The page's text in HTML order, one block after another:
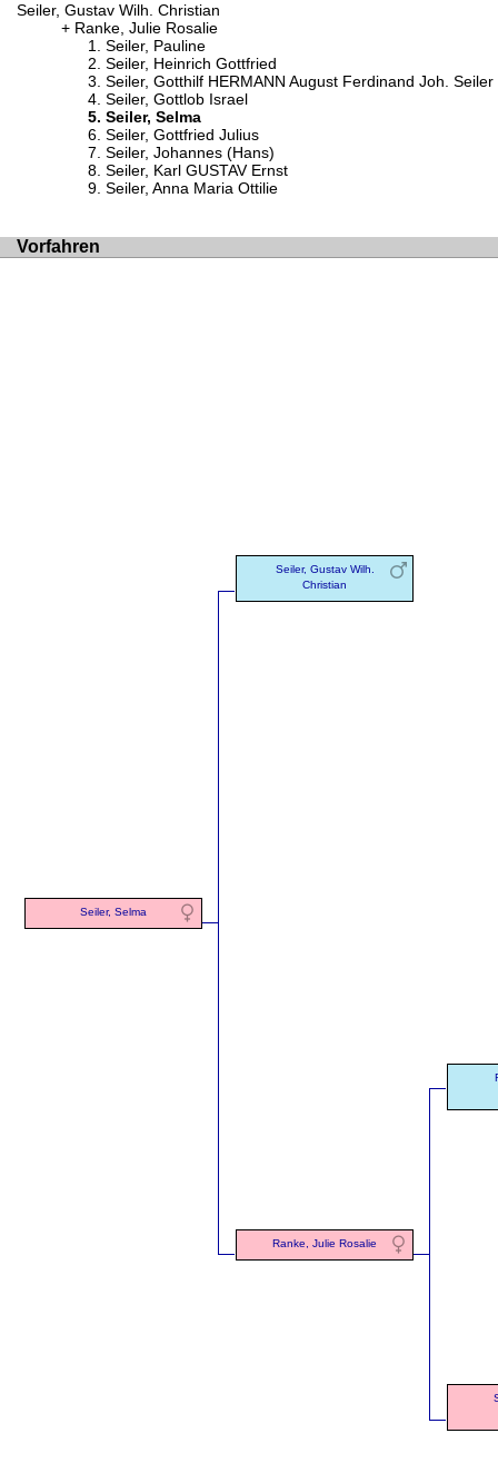
Seiler, Gustav Wilh. Christian
Ranke, Julie Rosalie
Seiler, Pauline
Seiler, Heinrich Gottfried
Seiler, Gotthilf HERMANN August Ferdinand Joh. Seiler
Seiler, Gottlob Israel
Seiler, Selma
Seiler, Gottfried Julius
Seiler, Johannes (Hans)
Seiler, Karl GUSTAV Ernst
Seiler, Anna Maria Ottilie
Vorfahren
Seiler, Selma
Seiler, Gustav Wilh.
Christian
Ranke, Julie Rosalie